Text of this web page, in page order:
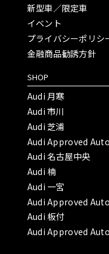
新型車／限定車
イベント
プライバシーポリシ
金融商品勧誘方針
SHOP
Audi 月寒
Audi 市川
Audi 芝浦
Audi Approved
Audi 名古屋中央
Audi 楠
Audi 一宮
Audi Approved
Audi 板付
Audi Approved